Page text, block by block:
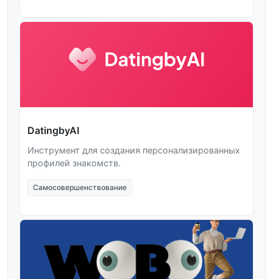
DatingbyAI
Инструмент для создания персонализированных
профилей знакомств.
Самосовершенствование